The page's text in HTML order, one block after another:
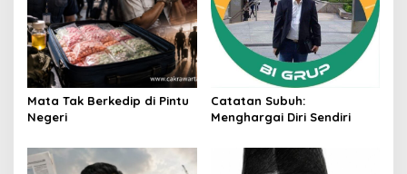
Mata Tak Berkedip di Pintu
Negeri
Catatan Subuh:
Menghargai Diri Sendiri